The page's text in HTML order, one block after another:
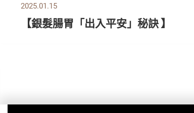
2025.01.15
【銀髮腸胃「出入平安」秘訣 】